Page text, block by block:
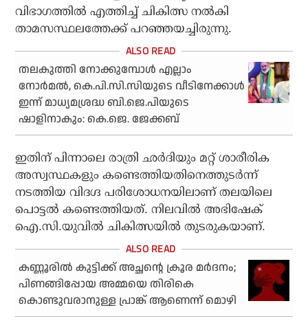
വിഭാഗത്തില്‍ എത്തിച്ച് ചികിത്സ നല്‍കി
താമസസ്ഥലത്തേക്ക് പറഞ്ഞയച്ചിരുന്നു.
തലകുത്തി നോക്കുമ്പോള്‍ എല്ലാം
നോര്‍മല്‍, കെ.പി.സി.സിയുടെ വീടിനേക്കാള്‍
ഇന്ന് മാധ്യമശ്രദ്ധ ബി.ജെ.പിയുടെ
ഷാളിനാകും: കെ.ജെ. ജേക്കബ്
ഇതിന് പിന്നാലെ രാത്രി ഛര്‍ദിയും മറ്റ് ശാരീരിക
അസ്വസ്ഥകളും കണ്ടെത്തിയതിനെത്തുടര്‍ന്ന്
നടത്തിയ വിദഗ്ദ പരിശോധനയിലാണ് തലയിലെ
പൊട്ടല്‍ കണ്ടെത്തിയത്. നിലവില്‍ അഭിഷേക്
ഐ.സി.യുവില്‍ ചികിത്സയില്‍ തുടരുകയാണ്.
കണ്ണൂരില്‍ കുട്ടിക്ക് അച്ഛന്റെ ക്രൂര മര്‍ദനം;
പിണങ്ങിപ്പോയ അമ്മയെ തിരികെ
കൊണ്ടുവരാനുള്ള പ്രാങ്ക് ആണെന്ന് മൊഴി